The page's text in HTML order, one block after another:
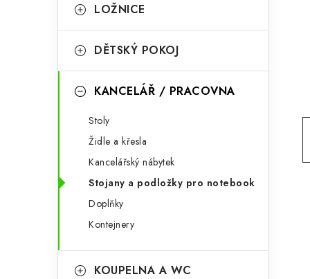
r
n
a
l
o
i
LOŽNICE
DĚTSKÝ POKOJ
KANCELÁŘ / PRACOVNA
Stoly
Židle a křesla
Kancelářský nábytek
Stojany a podložky pro notebook
Doplňky
Kontejnery
KOUPELNA A WC